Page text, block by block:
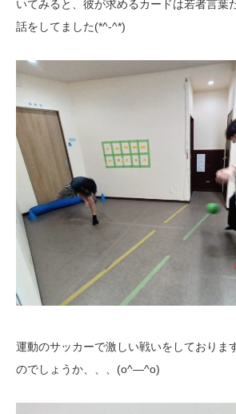
いてみると、彼が求めるカードは若者言葉
話をしてました(*^-^*)
運動のサッカーで激しい戦いをしておりま
のでしょうか、、、(o^―^o)